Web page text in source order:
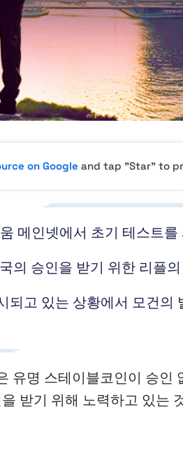
on Google and tap "Star" to
메인넷에서 초기 테스트
의 승인을 받기 위한 리플
되고 있는 상황에서 모건의
명 스테이블코인이 승인
받기 위해 노력하고 있는